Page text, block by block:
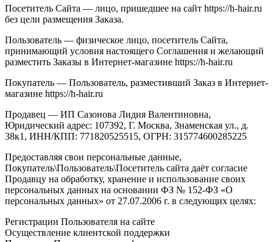
Посетитель Сайта — лицо, пришедшее на сайт https://h-hair.ru
без цели размещения Заказа.
Пользователь — физическое лицо, посетитель Сайта,
принимающий условия настоящего Соглашения и желающий
разместить Заказы в Интернет-магазине https://h-hair.ru
Покупатель — Пользователь, разместивший Заказ в Интернет-
магазине https://h-hair.ru
Продавец — ИП Сазонова Лидия Валентиновна,
Юридический адрес: 107392, Г. Москва, Знаменская ул., д.
38к1, ИНН/КПП: 771820525515, ОГРН: 315774600285225
Предоставляя свои персональные данные,
Покупатель\Пользователь\Посетитель сайта даёт согласие
Продавцу на обработку, хранение и использование своих
персональных данных на основании ФЗ № 152-ФЗ «О
персональных данных» от 27.07.2006 г. в следующих целях:
Регистрации Пользователя на сайте
Осуществление клиентской поддержки